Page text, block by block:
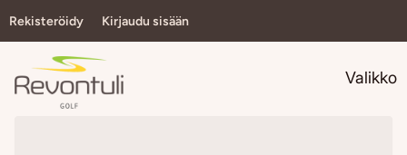
Rekisteröidy Kirjaudu sisään
Valikko